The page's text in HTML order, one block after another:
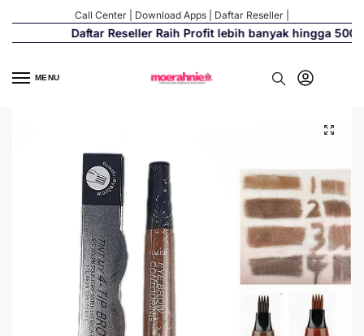
Call Center Download Apps Daftar Reseller
Daftar Reseller Raih Profit lebih banyak hingga 500%
MENU